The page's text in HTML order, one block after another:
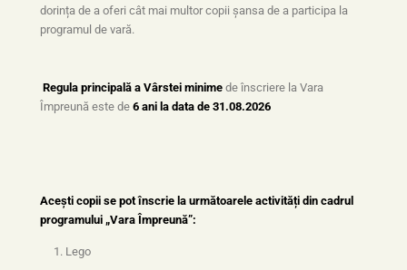
dorința de a oferi cât mai multor copii șansa de a participa la
programul de vară.
Regula principală a Vârstei minimede înscriere la Vara
Împreună este de6 ani la data de 31.08.2026
Acești copii se pot înscrie la următoarele activități din cadrul
programului „Vara Împreună”:
Lego